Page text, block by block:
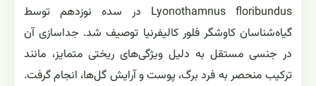
Lyonothamnus floribundus در سده نوزدهم توسط
گیاه‌شناسان کاوشگر فلور کالیفرنیا توصیف شد. جداسازی آن
در جنسی مستقل به دلیل ویژگی‌های ریختی متمایز، مانند
ترکیب منحصر به فرد برگ، پوست و آرایش گل‌ها، انجام گرفت.